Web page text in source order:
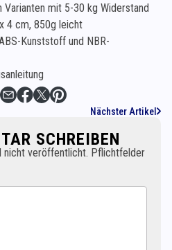
Varianten mit 5-30 kg Widerstand
4 cm, 850g leicht
Kunststoff und NBR-
Nächster Artikel
SCHREIBEN
nicht veröffentlicht. Pflichtfelder